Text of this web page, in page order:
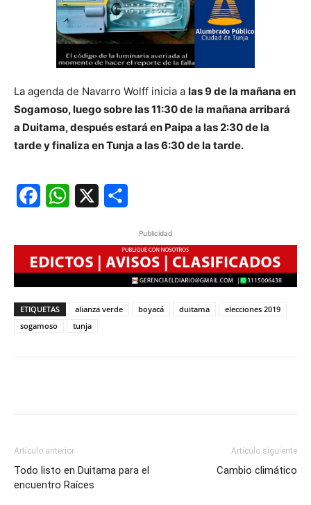
La agenda de Navarro Wolff inicia a las 9 de la mañana en
Sogamoso, luego sobre las 11:30 de la mañana arribará
a Duitama, después estará en Paipa a las 2:30 de la
tarde y finaliza en Tunja a las 6:30 de la tarde.
FacebookWhatsApp
Publicidad
ETIQUETAS alianza verde boyacá duitama
elecciones 2019
sogamoso
tunja
Artículo anterior
Todo listo en Duitama para el
encuentro Raíces
Artículo siguiente
Cambio climático